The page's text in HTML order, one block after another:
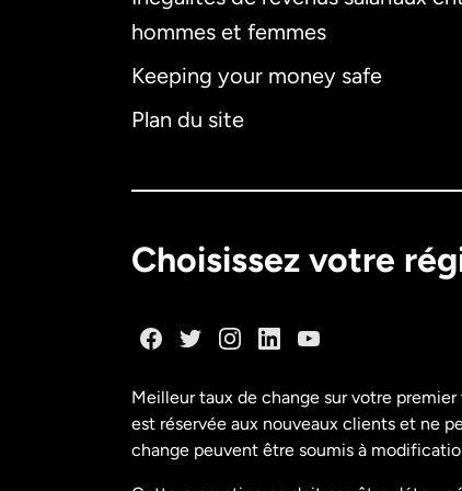
hommes et femmes
Keeping your money safe
Plan du site
Choisissez votre
Meilleur taux de change sur votre
est réservée aux nouveaux clients et ne
change peuvent être soumis à